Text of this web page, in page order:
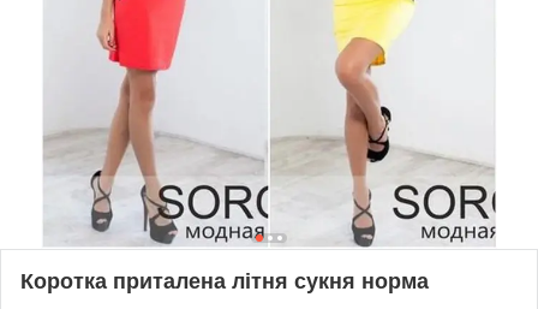
Коротка приталена літня сукня норма